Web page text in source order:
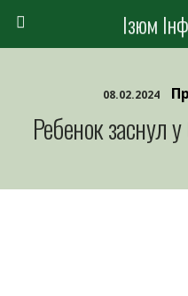
Ізюм
08.02.2024
Ребенок заснул